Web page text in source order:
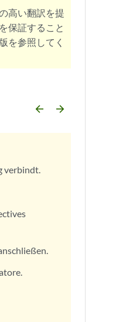
高い翻訳を提
保証すること
を参照してく
arrow_backward arrow_forward
verbindt.